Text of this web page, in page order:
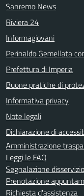
Sanremo News
Riviera 24
Informagiovani
Perinaldo Gemellata
Prefettura di Imperia
Buone pratiche di
Informativa privacy
Note legali
Dichiarazione di
Amministrazione
Leggi le FAQ
Segnalazione disservizio
Prenotazione
Richiesta d'assistenza